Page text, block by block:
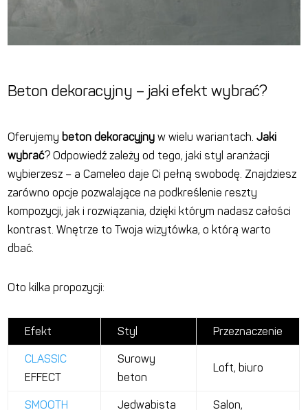
Beton dekoracyjny – jaki efekt wybrać?
Oferujemybeton dekoracyjny w wielu wariantach.Jaki
wybrać? Odpowiedź zależy od tego, jaki styl aranżacji
wybierzesz – a Cameleo daje Ci pełną swobodę. Znajdziesz
zarówno opcje pozwalające na podkreślenie reszty
kompozycji, jak i rozwiązania, dzięki którym nadasz całości
kontrast. Wnętrze to Twojawizytówka, o którą warto
dbać.
Oto kilka propozycji:
Efekt Styl Przeznaczenie
CLASSIC
EFFECT
Surowy
beton
Loft, biuro
SMOOTH Jedwabista Salon,